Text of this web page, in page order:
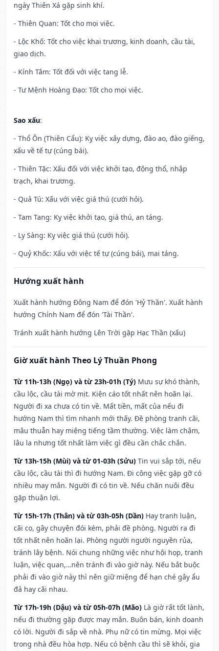
ngày Thiên Xá gặp sinh khí.
- Thiên Quan: Tốt cho mọi việc.
- Lộc Khố: Tốt cho việc khai trương, kinh doanh, cầu tài,
giao dịch.
- Kính Tâm: Tốt đối với việc tang lễ.
- Tư Mệnh Hoàng Đạo: Tốt cho mọi việc.
Sao xấu:
- Thổ Ôn (Thiên Cẩu): Kỵ việc xây dựng, đào ao, đào giếng,
xấu về tế tự (cúng bái).
- Thiên Tặc: Xấu đối với việc khởi tạo, động thổ, nhập
trạch, khai trương.
- Quả Tú: Xấu với việc giá thú (cưới hỏi).
- Tam Tang: Kỵ việc khởi tạo, giá thú, an táng.
- Ly Sàng: Kỵ việc giá thú (cưới hỏi).
- Quỷ Khốc: Xấu với việc tế tự (cúng bái), mai táng.
Hướng xuất hành
Xuất hành hướng Đông Nam để đón 'Hỷ Thần'. Xuất hành
hướng Chính Nam để đón 'Tài Thần'.
Tránh xuất hành hướng Lên Trời gặp Hạc Thần (xấu)
Giờ xuất hành Theo Lý Thuần Phong
Từ 11h-13h (Ngọ) và từ 23h-01h (Tý) Mưu sự khó thành,
cầu lộc, cầu tài mờ mịt. Kiện cáo tốt nhất nên hoãn lại.
Người đi xa chưa có tin về. Mất tiền, mất của nếu đi
hướng Nam thì tìm nhanh mới thấy. Đề phòng tranh cãi,
mâu thuẫn hay miệng tiếng tầm thường. Việc làm chậm,
lâu la nhưng tốt nhất làm việc gì đều cần chắc chắn.
Từ 13h-15h (Mùi) và từ 01-03h (Sửu) Tin vui sắp tới, nếu
cầu lộc, cầu tài thì đi hướng Nam. Đi công việc gặp gỡ có
nhiều may mắn. Người đi có tin về. Nếu chăn nuôi đều
gặp thuận lợi.
Từ 15h-17h (Thân) và từ 03h-05h (Dần) Hay tranh luận,
cãi cọ, gây chuyện đói kém, phải đề phòng. Người ra đi
tốt nhất nên hoãn lại. Phòng người người nguyền rủa,
tránh lây bệnh. Nói chung những việc như hội họp, tranh
luận, việc quan,…nên tránh đi vào giờ này. Nếu bắt buộc
phải đi vào giờ này thì nên giữ miệng để hạn ché gây ẩu
đả hay cãi nhau.
Từ 17h-19h (Dậu) và từ 05h-07h (Mão) Là giờ rất tốt lành,
nếu đi thường gặp được may mắn. Buôn bán, kinh doanh
có lời. Người đi sắp về nhà. Phụ nữ có tin mừng. Mọi việc
trong nhà đều hòa hợp. Nếu có bệnh cầu thì sẽ khỏi, gia